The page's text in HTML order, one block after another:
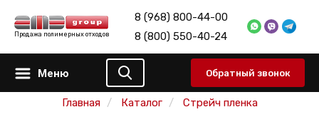
Продажа полимерных отходов
8 (968) 800-44-00
8 (800) 550-40-24
Меню Обратный звонок
Главная Каталог
Стрейч пленка